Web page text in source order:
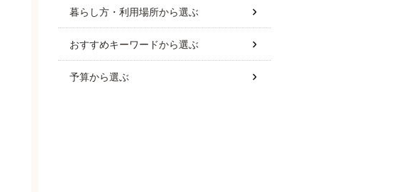
暮らし方・利用場所から選ぶ
おすすめキーワードから選ぶ
予算から選ぶ